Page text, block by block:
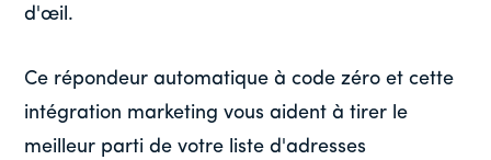
d'œil.
Ce répondeur automatique à code zéro et cette
intégration marketing vous aident à tirer le
meilleur parti de votre liste d'adresses